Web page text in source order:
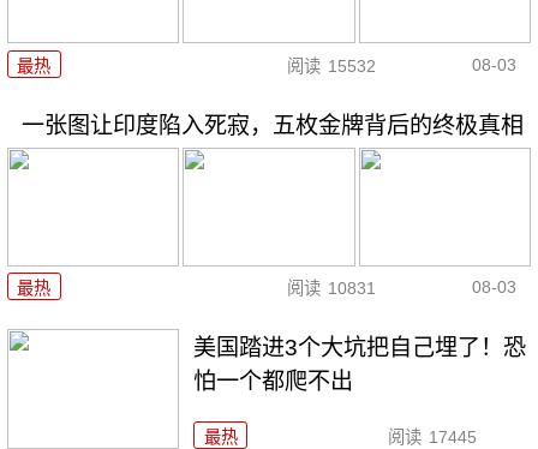
最热 阅读 15532 08-03
一张图让印度陷入死寂，五枚金牌背后的终极真相
最热 阅读 10831 08-03
美国踏进3个大坑把自己埋了！恐
怕一个都爬不出
最热 阅读 17445